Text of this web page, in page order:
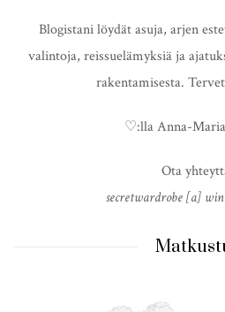
Blogistani löydät asuja, arjen
valintoja, reissuelämyksiä ja
rakentamisesta.
♡:lla Anna-
Ota
secretwardrobe [a]